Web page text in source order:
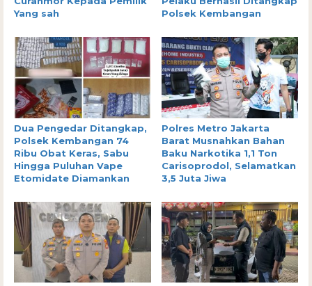
Yang sah
Polsek Kembangan
Dua Pengedar Ditangkap,
Polsek Kembangan 74
Ribu Obat Keras, Sabu
Hingga Puluhan Vape
Etomidate Diamankan
Polres Metro Jakarta
Barat Musnahkan Bahan
Baku Narkotika 1,1 Ton
Carisoprodol, Selamatkan
3,5 Juta Jiwa